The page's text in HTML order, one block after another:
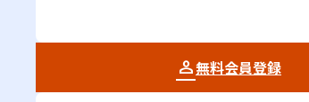
無料会員登録